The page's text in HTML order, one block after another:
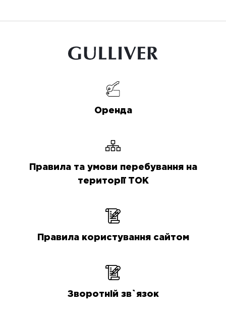
Оренда
Правила та умови перебування на
території ТОК
Правила користування сайтом
Зворотній зв`язок